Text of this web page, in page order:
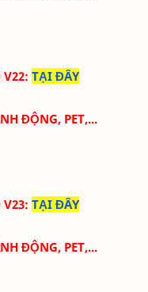
V22: TẠI ĐÂY
ĐỘNG, PET,...
V23: TẠI ĐÂY
ĐỘNG, PET,...